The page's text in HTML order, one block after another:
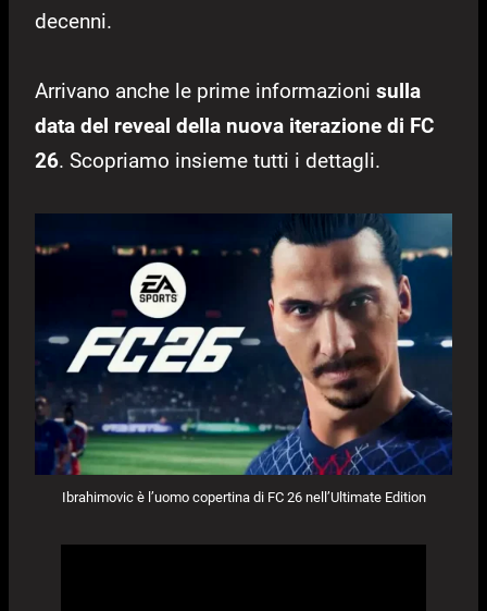
decenni.
Arrivano anche le prime informazioni sulla
data del reveal della nuova iterazione di FC
26. Scopriamo insieme tutti i dettagli.
Ibrahimovic è l’uomo copertina di FC 26 nell’Ultimate Edition